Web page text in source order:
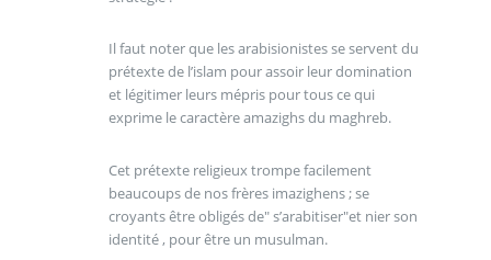
Il faut noter que les arabisionistes se servent du
prétexte de l’islam pour assoir leur domination
et légitimer leurs mépris pour tous ce qui
exprime le caractère amazighs du maghreb.
Cet prétexte religieux trompe facilement
beaucoups de nos frères imazighens ; se
croyants être obligés de" s’arabitiser"et nier son
identité , pour être un musulman.